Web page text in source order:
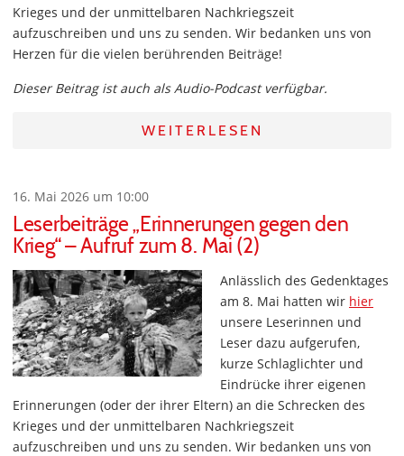
Krieges und der unmittelbaren Nachkriegszeit
aufzuschreiben und uns zu senden. Wir bedanken uns von
Herzen für die vielen berührenden Beiträge!
Dieser Beitrag ist auch als Audio-Podcast verfügbar.
WEITERLESEN
16. Mai 2026 um 10:00
Leserbeiträge „Erinnerungen gegen den
Krieg“ – Aufruf zum 8. Mai (2)
Anlässlich des Gedenktages
am 8. Mai hatten wir hier
unsere Leserinnen und
Leser dazu aufgerufen,
kurze Schlaglichter und
Eindrücke ihrer eigenen
Erinnerungen (oder der ihrer Eltern) an die Schrecken des
Krieges und der unmittelbaren Nachkriegszeit
aufzuschreiben und uns zu senden. Wir bedanken uns von